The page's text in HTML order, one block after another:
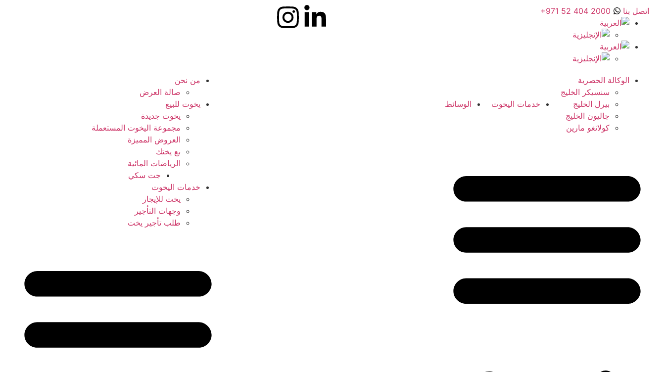
اتصل بنا +971 52 404 2000
الوكالة الحصرية
سنسيكر الخليج
بيرل الخليج
جاليون الخليج
كولانغو مارين
خدمات اليخوت الوسائط
من نحن
صالة العرض
يخوت للبيع
يخوت جديدة
مجموعة اليخوت المستعملة
العروض المميزة
بع يختك
الرياضات المائية
جت سكي
خدمات اليخوت
يخت للإيجار
وجهات التأجير
طلب تأجير يخت